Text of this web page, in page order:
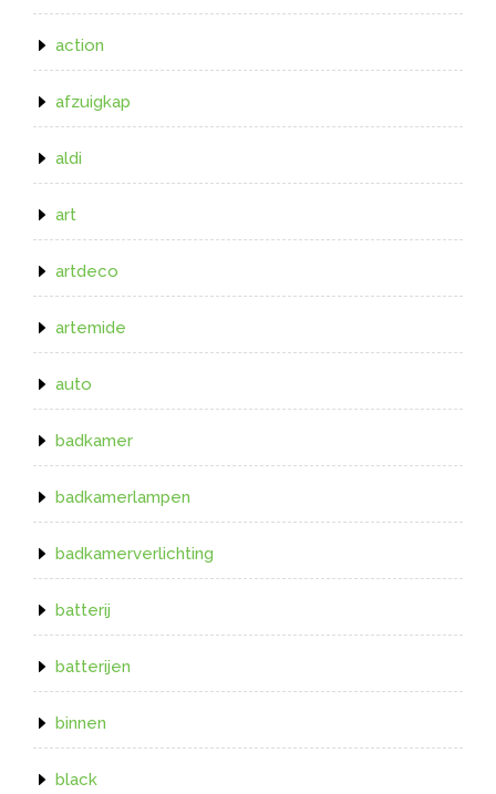
action
afzuigkap
aldi
art
artdeco
artemide
auto
badkamer
badkamerlampen
badkamerverlichting
batterij
batterijen
binnen
black